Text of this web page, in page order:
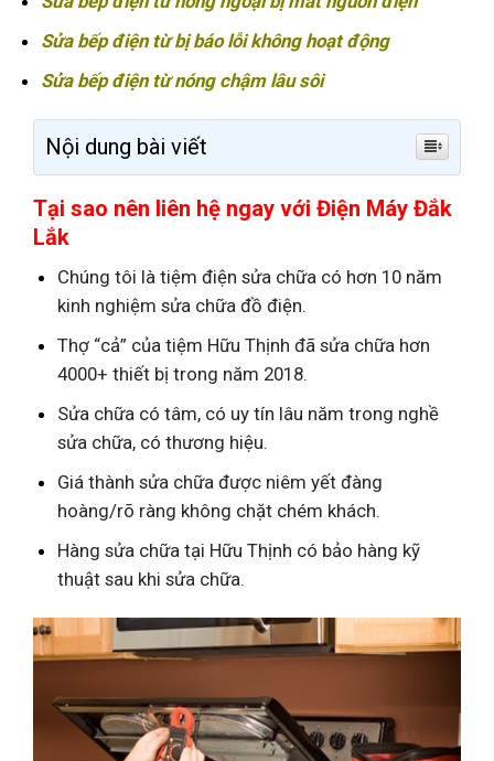
Sửa bếp điện từ bị báo lỗi không hoạt động
Sửa bếp điện từ nóng chậm lâu sôi
Nội dung bài viết
Tại sao nên liên hệ ngay với Điện Máy Đắk
Lắk
Chúng tôi là tiệm điện sửa chữa có hơn 10 năm
kinh nghiệm sửa chữa đồ điện.
Thợ “cả” của tiệm Hữu Thịnh đã sửa chữa hơn
4000+ thiết bị trong năm 2018.
Sửa chữa có tâm, có uy tín lâu năm trong nghề
sửa chữa, có thương hiệu.
Giá thành sửa chữa được niêm yết đàng
hoàng/rõ ràng không chặt chém khách.
Hàng sửa chữa tại Hữu Thịnh có bảo hàng kỹ
thuật sau khi sửa chữa.